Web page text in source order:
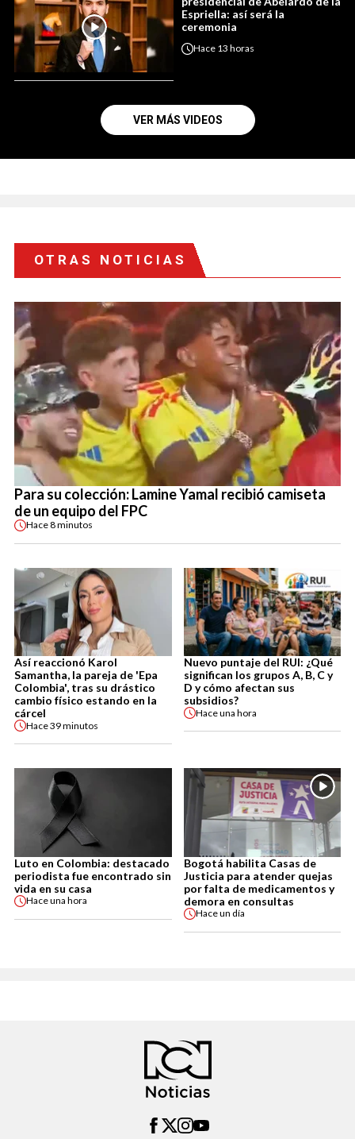
Espriella: así será la
ceremonia
Hace 13 horas
VER MÁS VIDEOS
OTRAS NOTICIAS
Para su colección: Lamine Yamal recibió camiseta
de un equipo del FPC
Hace8 minutos
Así reaccionó Karol
Samantha, la pareja de 'Epa
Colombia', tras su drástico
cambio físico estando en la
cárcel
Hace39 minutos
Nuevo puntaje del RUI: ¿Qué
significan los grupos A, B, C y
D y cómo afectan sus
subsidios?
Haceuna hora
Luto en Colombia: destacado
periodista fue encontrado sin
vida en su casa
Haceuna hora
Bogotá habilita Casas de
Justicia para atender quejas
por falta de medicamentos y
demora en consultas
Haceun día